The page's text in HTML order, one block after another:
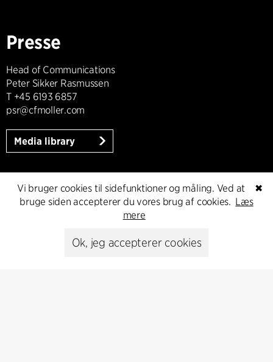
Presse
Head of Communications
Peter Sikker Rasmussen
T +45 6193 6857
psr@cfmoller.com
Media library
Abonnér
arkitekturnyheder
✖
Vi bruger cookies til sidefunktioner og måling. Ved at
bruge siden accepterer du vores brug af cookies. Læs
mere
Ok, jeg accepterer cookies